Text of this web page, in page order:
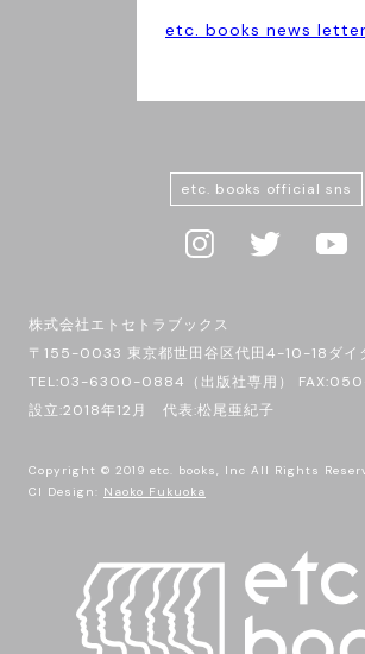
etc. books news letter
etc. books official sns
株式会社エトセトラブックス
〒155-0033 東京都世田谷区代田4-10-18ダイ
TEL:03-6300-0884（出版社専用）
設立:2018年12月 代表:松尾亜紀子
Copyright © 2019 etc. books, Inc All Rights
CI Design: Naoko Fukuoka